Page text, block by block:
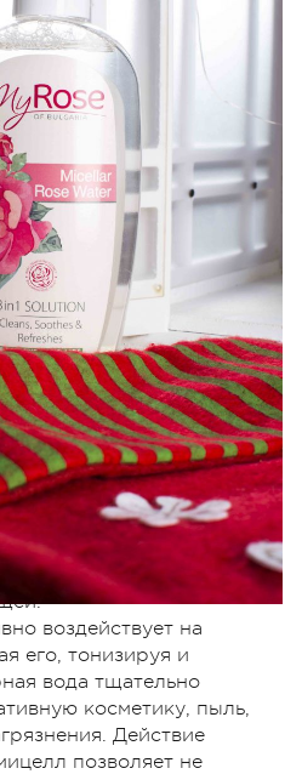
настоящим прорывом в
по уходу за кожей.
кожу без усилий и
одновременно снабжая
микроэлементами и
вода My Rose Micellar
основе розовой воды и
для любого типа кожи, в
воздействует на
его, тонизируя и
вода тщательно
косметику, пыль,
Действие
позволяет не